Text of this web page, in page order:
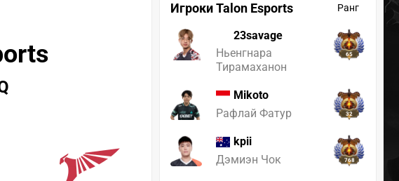
Игроки Talon Esports Ранг
23savage
Ньенгнара
Тирамаханон
65
Mikoto
Рафлай Фатур
32
kpii
Дэмиэн Чок
768